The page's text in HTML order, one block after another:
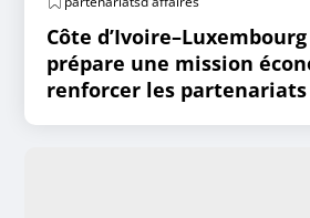
Côte d’Ivoire–Luxembourg
prépare une mission
renforcer les partenariats